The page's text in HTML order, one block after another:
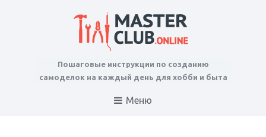
Пошаговые инструкции по созданию
самоделок на каждый день для хобби и быта
Меню